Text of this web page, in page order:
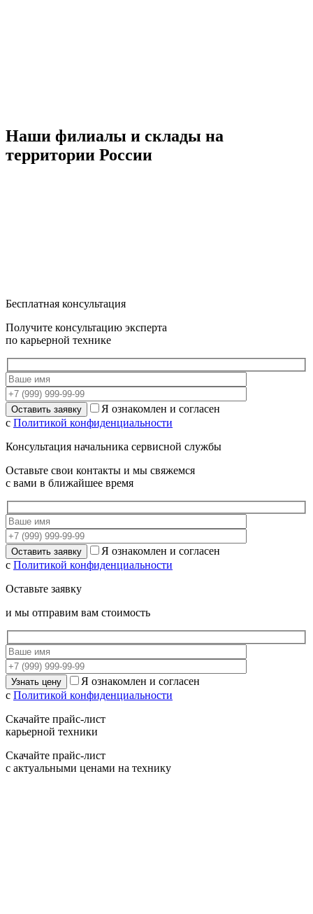
Наши филиалы и склады на
территории России
Бесплатная консультация
Получите консультацию эксперта
по карьерной технике
Я ознакомлен и согласен
с Политикой конфиденциальности
Консультация начальника сервисной службы
Оставьте свои контакты и мы свяжемся
с вами в ближайшее время
Я ознакомлен и согласен
с Политикой конфиденциальности
Оставьте заявку
и мы отправим вам стоимость
Я ознакомлен и согласен
с Политикой конфиденциальности
Скачайте прайс-лист
карьерной техники
Скачайте прайс-лист
с актуальными ценами на технику